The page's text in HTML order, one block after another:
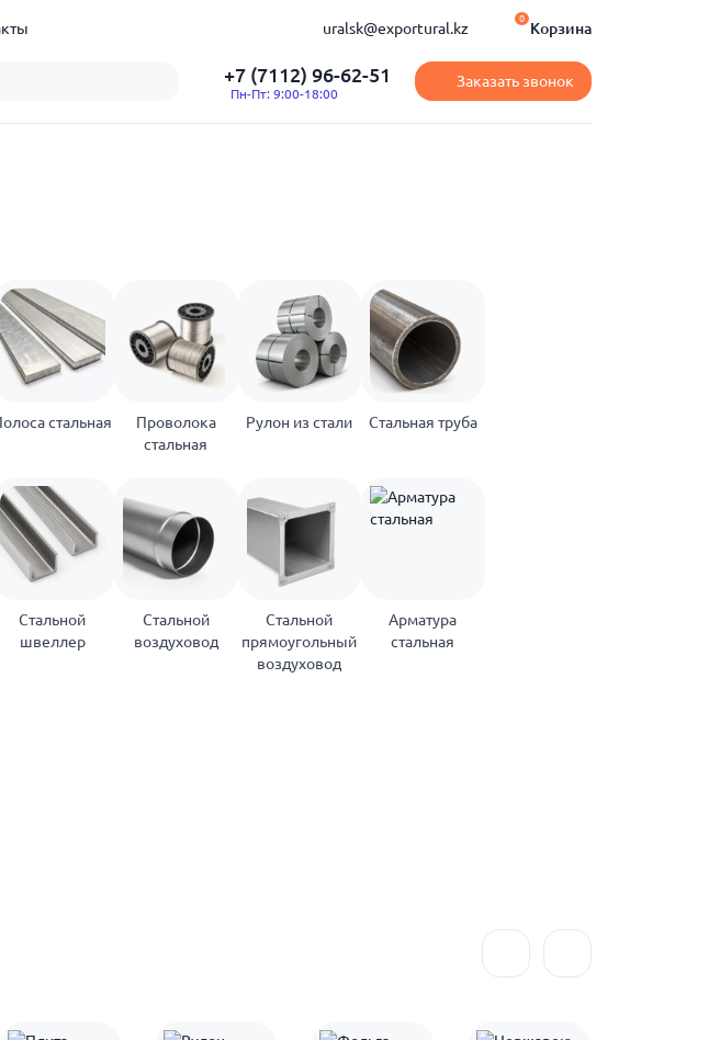
uralsk@exportural.kz Корзина
0
+7 (7112) 96-62-51
Пн-Пт: 9:00-18:00
Заказать звонок
стальная
Проволока
стальная
Рулон из стали Стальная труба
Стальной
швеллер
Стальной
воздуховод
Стальной
прямоугольный
воздуховод
Арматура
стальная